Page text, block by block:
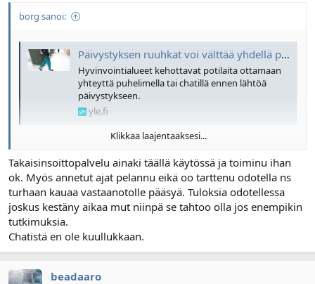
borg sanoi:
Päivystyksen ruuhkat voi välttää yhdellä puhelulla – lääkäri ihmettelee, miksi potilaat eivät soita
Hyvinvointialueet kehottavat potilaita ottamaan
yhteyttä puhelimella tai chatillä ennen lähtöä
päivystykseen.
yle.fi
chattia.
Klikkaa laajentaaksesi...
Takaisinsoittopalvelu ainaki täällä käytössä ja toiminu ihan
ok. Myös annetut ajat pelannu eikä oo tarttenu odotella ns
turhaan kauaa vastaanotolle pääsyä. Tuloksia odotellessa
joskus kestäny aikaa mut niinpä se tahtoo olla jos enempikin
tutkimuksia.
Chatistä en ole kuullukkaan.
beadaaro